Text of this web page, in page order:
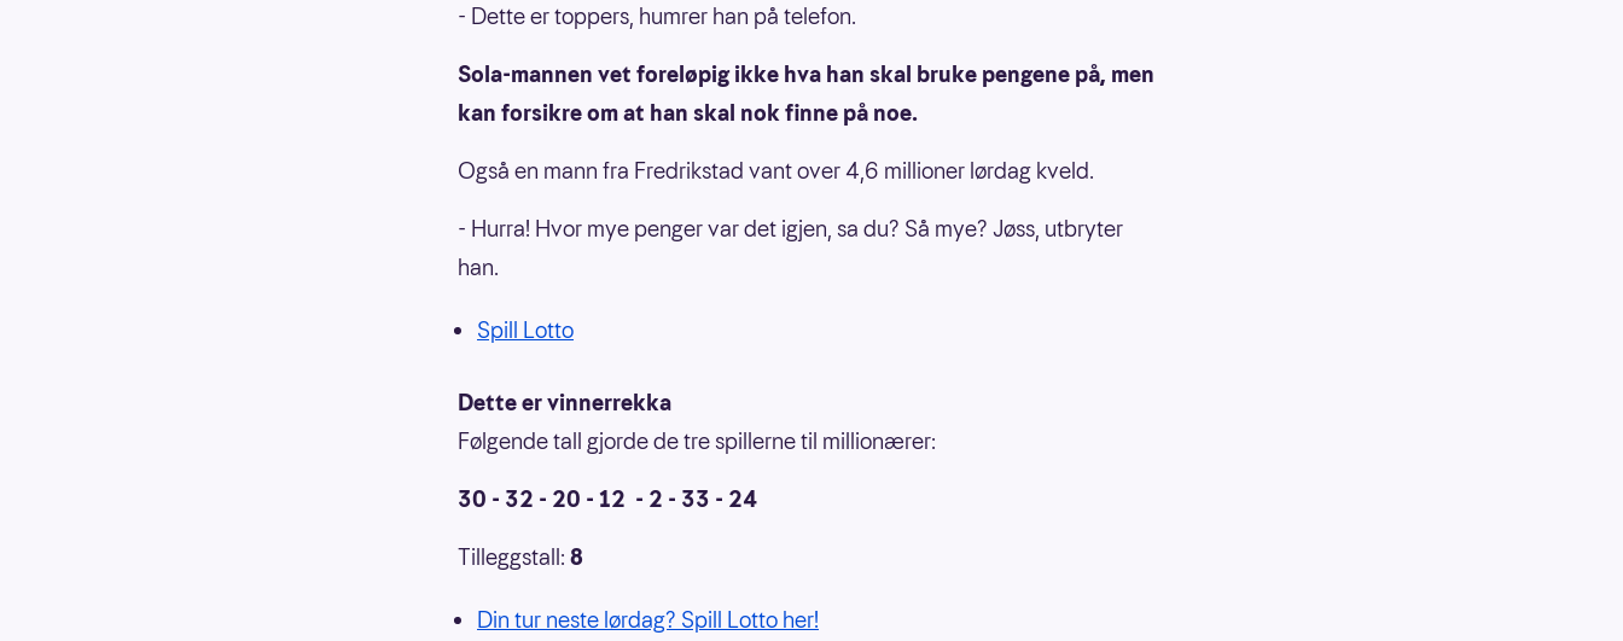
- Dette er toppers, humrer han på telefon.
Sola-mannen vet foreløpig ikke hva han skal bruke pengene på, men
kan forsikre om at han skal nok finne på noe.
Også en mann fra Fredrikstad vant over 4,6 millioner lørdag kveld.
- Hurra! Hvor mye penger var det igjen, sa du? Så mye? Jøss, utbryter
han.
Spill Lotto
Dette er vinnerrekka
Følgende tall gjorde de tre spillerne til millionærer:
30 - 32 - 20 - 12 - 2 - 33 - 24
Tilleggstall: 8
Din tur neste lørdag? Spill Lotto her!